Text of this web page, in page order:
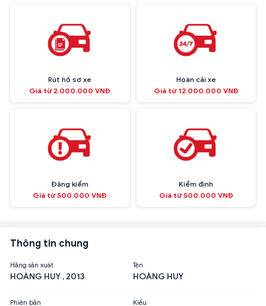
Rút hồ sơ xe
Giá từ 2.000.000 VNĐ
Hoán cải xe
Giá từ 12.000.000 VNĐ
Đăng kiểm
Giá từ 500.000 VNĐ
Kiểm định
Giá từ 500.000 VNĐ
Thông tin chung
Hãng sản xuất
HOÀNG HUY , 2013
Tên
HOÀNG HUY
Phiên bản Kiểu